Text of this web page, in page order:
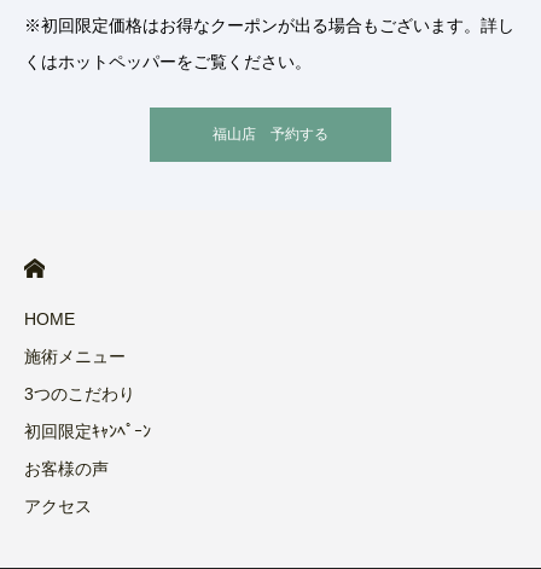
※初回限定価格はお得なクーポンが出る場合もございます。詳し
くはホットペッパーをご覧ください。
福山店 予約する
HOME
施術メニュー
3つのこだわり
初回限定ｷｬﾝﾍﾟｰﾝ
お客様の声
アクセス